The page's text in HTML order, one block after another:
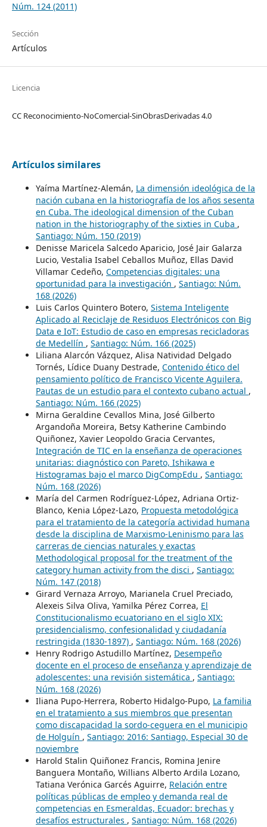
Núm. 124 (2011)
Sección
Artículos
Licencia
CC Reconocimiento-NoComercial-SinObrasDerivadas 4.0
Artículos similares
Yaíma Martínez-Alemán, La dimensión ideológica de la
nación cubana en la historiografía de los años sesenta
en Cuba. The ideological dimension of the Cuban
nation in the historiography of the sixties in Cuba ,
Santiago: Núm. 150 (2019)
Denisse Maricela Salcedo Aparicio, José Jair Galarza
Lucio, Vestalia Isabel Ceballos Muñoz, Ellas David
Villamar Cedeño, Competencias digitales: una
oportunidad para la investigación , Santiago: Núm.
168 (2026)
Luis Carlos Quintero Botero, Sistema Inteligente
Aplicado al Reciclaje de Residuos Electrónicos con Big
Data e IoT: Estudio de caso en empresas recicladoras
de Medellín , Santiago: Núm. 166 (2025)
Liliana Alarcón Vázquez, Alisa Natividad Delgado
Tornés, Lídice Duany Destrade, Contenido ético del
pensamiento político de Francisco Vicente Aguilera.
Pautas de un estudio para el contexto cubano actual ,
Santiago: Núm. 166 (2025)
Mirna Geraldine Cevallos Mina, José Gilberto
Argandoña Moreira, Betsy Katherine Cambindo
Quiñonez, Xavier Leopoldo Gracia Cervantes,
Integración de TIC en la enseñanza de operaciones
unitarias: diagnóstico con Pareto, Ishikawa e
Histogramas bajo el marco DigCompEdu , Santiago:
Núm. 168 (2026)
María del Carmen Rodríguez-López, Adriana Ortiz-
Blanco, Kenia López-Lazo, Propuesta metodológica
para el tratamiento de la categoría actividad humana
desde la disciplina de Marxismo-Leninismo para las
carreras de ciencias naturales y exactas
Methodological proposal for the treatment of the
category human activity from the disci , Santiago:
Núm. 147 (2018)
Girard Vernaza Arroyo, Marianela Cruel Preciado,
Alexeis Silva Oliva, Yamilka Pérez Correa, El
Constitucionalismo ecuatoriano en el siglo XIX:
presidencialismo, confesionalidad y ciudadanía
restringida (1830-1897) , Santiago: Núm. 168 (2026)
Henry Rodrigo Astudillo Martínez, Desempeño
docente en el proceso de enseñanza y aprendizaje de
adolescentes: una revisión sistemática , Santiago:
Núm. 168 (2026)
Iliana Pupo-Herrera, Roberto Hidalgo-Pupo, La familia
en el tratamiento a sus miembros que presentan
como discapacidad la sordo-ceguera en el municipio
de Holguín , Santiago: 2016: Santiago, Especial 30 de
noviembre
Harold Stalin Quiñonez Francis, Romina Jenire
Banguera Montaño, Willians Alberto Ardila Lozano,
Tatiana Verónica Garcés Aguirre, Relación entre
políticas públicas de empleo y demanda real de
competencias en Esmeraldas, Ecuador: brechas y
desafíos estructurales , Santiago: Núm. 168 (2026)